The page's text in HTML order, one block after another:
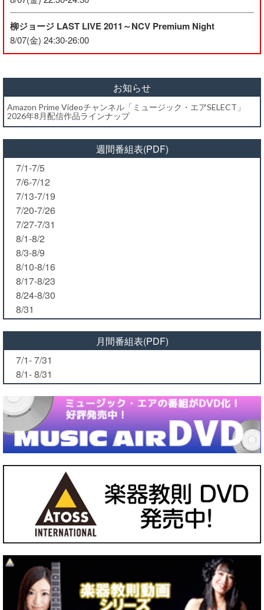
柳ジョージ LAST LIVE 2011～NCV Premium Night
8/07(金) 24:30-26:00
お知らせ
Amazon Prime Videoチャンネル「ミュージック・エアSELECT」
2026年8月配信作品ラインナップ
週間番組表(PDF)
7/1-7/5
7/6-7/12
7/13-7/19
7/20-7/26
7/27-7/31
8/1-8/2
8/3-8/9
8/10-8/16
8/17-8/23
8/24-8/30
8/31
月間番組表(PDF)
7/1- 7/31
8/1- 8/31